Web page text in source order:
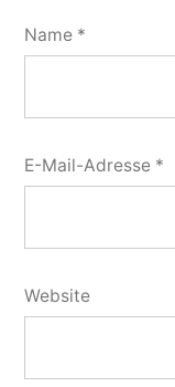
Name *
E-Mail-Adresse *
Website